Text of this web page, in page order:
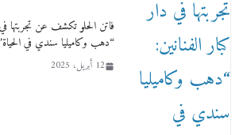
فاتن الحلو تكشف عن تجربتها في
“دهب وكاميليا سندي في
12 أبريل، 2025